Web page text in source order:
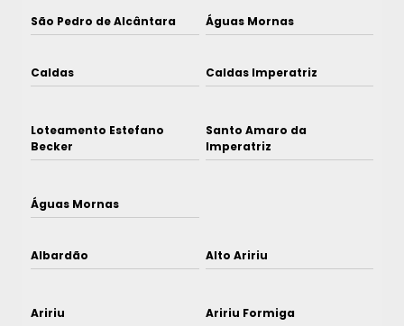
São Pedro de Alcântara Águas Mornas
Caldas Caldas Imperatriz
Loteamento Estefano
Becker
Santo Amaro da
Imperatriz
Águas Mornas
Albardão Alto Aririu
Aririu Aririu Formiga